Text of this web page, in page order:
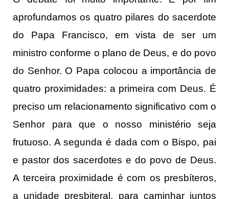
aprofundamos os quatro pilares do sacerdote
do Papa Francisco, em vista de ser um
ministro conforme o plano de Deus, e do povo
do Senhor. O Papa colocou a importância de
quatro proximidades: a primeira com Deus. É
preciso um relacionamento significativo com o
Senhor para que o nosso ministério seja
frutuoso. A segunda é dada com o Bispo, pai
e pastor dos sacerdotes e do povo de Deus.
A terceira proximidade é com os presbíteros,
a unidade presbiteral, para caminhar juntos